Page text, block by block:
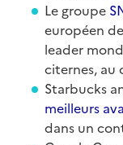
Le groupe
européen
leader
citernes, au
Starbucks
meilleurs
dans un